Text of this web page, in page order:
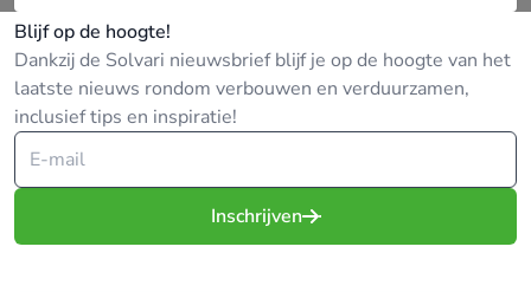
Blijf op de hoogte!
Dankzij de Solvari nieuwsbrief blijf je op de hoogte van het
laatste nieuws rondom verbouwen en verduurzamen,
inclusief tips en inspiratie!
Inschrijven